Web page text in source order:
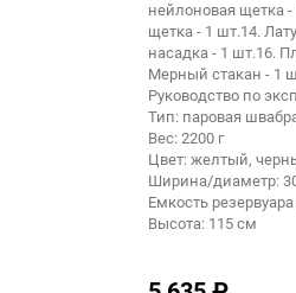
нейлоновая щетка
щетка - 1 шт.14.
насадка - 1 шт.16.
Мерный стакан - 1
Руководство по
Тип: паровая
Вес: 2200 г
Цвет: желтый,
Ширина/диаметр:
Емкость
Высота: 115 см